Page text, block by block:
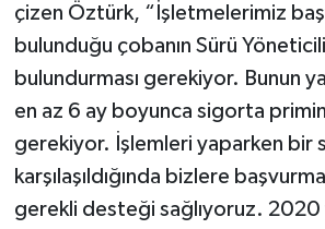
çizen Öztürk, “İşletmelerimiz
bulunduğu çobanın Sürü
bulundurması gerekiyor. Bunun
en az 6 ay boyunca sigorta
gerekiyor. İşlemleri yaparken bir
karşılaşıldığında bizlere
gerekli desteği sağlıyoruz. 2020